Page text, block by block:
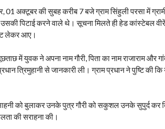
01 अक्टूबर की सुबह करीब 7 बजे ग्राम सिंहुली परसा में
पिटाई करने वाले थे। सूचना मिलते ही हेड कांस्टेबल
लेकर आए।
पूछताछ में युवक ने अपना नाम गौरी, पिता का नाम राजाराम
त्रिमुहानी से जानकारी ली। ग्राम प्रधान ने पुष्टि की
को बुलाकर उनके पुत्र गौरी को सकुशल उनके सुपुर्द
की सराहना की।